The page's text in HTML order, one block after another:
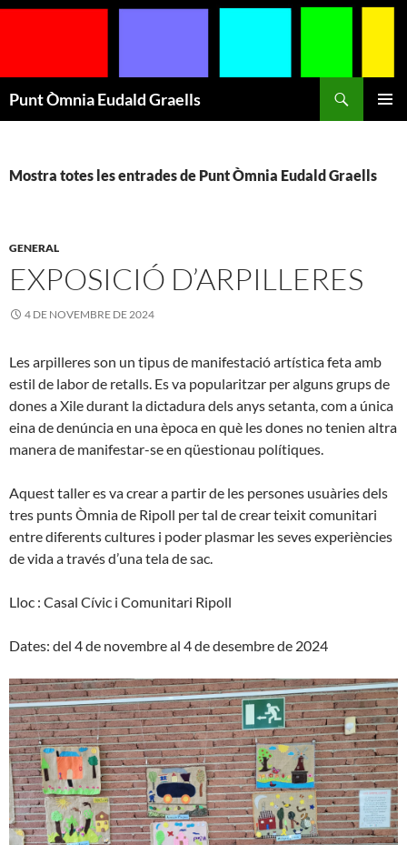
Punt Òmnia Eudald Graells
Mostra totes les entrades de Punt Òmnia Eudald Graells
GENERAL
EXPOSICIÓ D’ARPILLERES
4 DE NOVEMBRE DE 2024
Les arpilleres son un tipus de manifestació artística feta amb
estil de labor de retalls. Es va popularitzar per alguns grups de
dones a Xile durant la dictadura dels anys setanta, com a única
eina de denúncia en una època en què les dones no tenien altra
manera de manifestar-se en qüestionau polítiques.
Aquest taller es va crear a partir de les persones usuàries dels
tres punts Òmnia de Ripoll per tal de crear teixit comunitari
entre diferents cultures i poder plasmar les seves experiències
de vida a través d’una tela de sac.
Lloc : Casal Cívic i Comunitari Ripoll
Dates: del 4 de novembre al 4 de desembre de 2024